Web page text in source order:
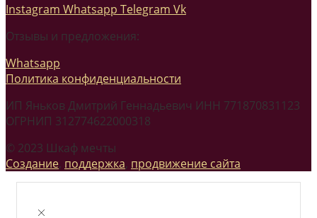
Instagram Whatsapp Telegram Vk
Отзывы и предложения:
Whatsapp
Политика конфиденциальности
ИП Яньков Дмитрий Геннадьевич ИНН 771870831123
ОГРНИП 312774622000318
© 2023 Шкаф мечты
Создание, поддержка, продвижение сайта